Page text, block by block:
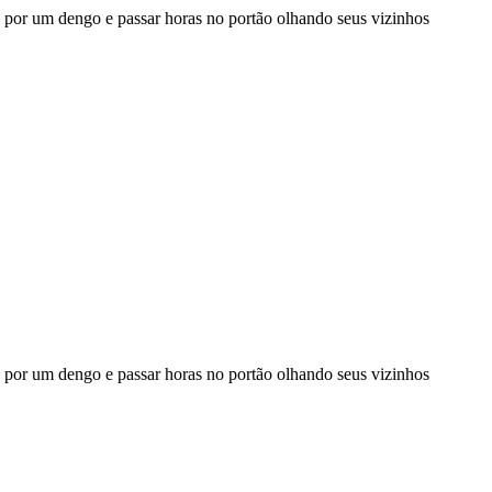
um dengo e passar horas no portão olhando seus vizinhos
um dengo e passar horas no portão olhando seus vizinhos